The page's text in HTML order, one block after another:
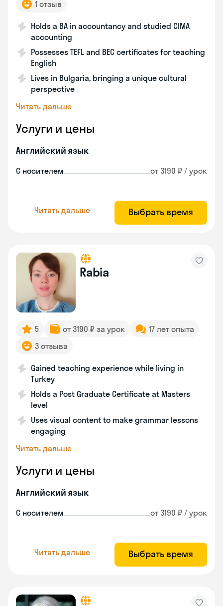
1 отзыв
Holds a BA in accountancy and studied CIMA
accounting
Possesses TEFL and BEC certificates for teaching
English
Lives in Bulgaria, bringing a unique cultural
perspective
Читать дальше
Услуги и цены
Английский язык
С носителем от 3190 ₽ / урок
Читать дальше Выбрать время
Rabia
5 от 3190 ₽ за урок
17 лет опыта
3 отзыва
Gained teaching experience while living in
Turkey
Holds a Post Graduate Certificate at Masters
level
Uses visual content to make grammar lessons
engaging
Читать дальше
Услуги и цены
Английский язык
С носителем от 3190 ₽ / урок
Читать дальше Выбрать время